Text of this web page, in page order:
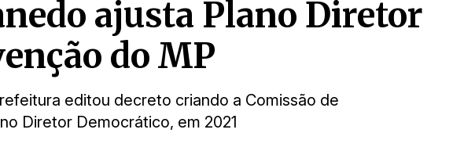
ajusta Plano Diretor
do MP
editou decreto criando a Comissão de
Diretor Democrático, em 2021